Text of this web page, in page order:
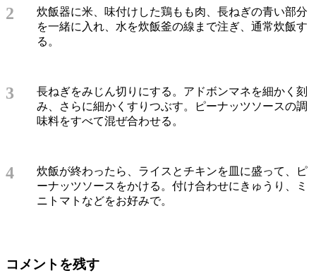
2
炊飯器に米、味付けした鶏もも肉、長ねぎの青い部分
を一緒に入れ、水を炊飯釜の線まで注ぎ、通常炊飯す
る。
3
長ねぎをみじん切りにする。アドボンマネを細かく刻
み、さらに細かくすりつぶす。ピーナッツソースの調
味料をすべて混ぜ合わせる。
4
炊飯が終わったら、ライスとチキンを皿に盛って、ピ
ーナッツソースをかける。付け合わせにきゅうり、ミ
ニトマトなどをお好みで。
コメントを残す